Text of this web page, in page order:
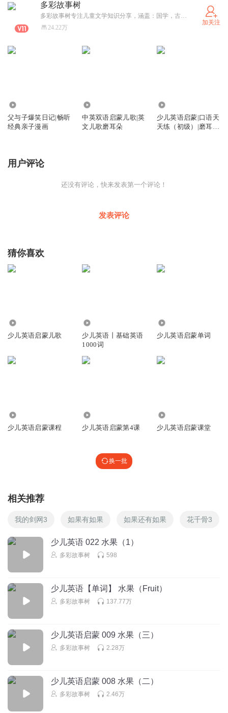
多彩故事树
多彩故事树专注儿童文学知识分享，涵盖：国学，古诗，历史，故事等精彩内容，让我们一起进入知识的海洋，收获知识和快乐吧！
24.22万
加关注
父与子爆笑日记|畅听
经典亲子漫画
中英双语启蒙儿歌|英
文儿歌磨耳朵
少儿英语启蒙|口语天
天练（初级）|磨耳朵
用户评论
还没有评论，快来发表第一个评论！
发表评论
猜你喜欢
少儿英语启蒙儿歌
少儿英语丨基础英语
1000词
少儿英语启蒙单词
少儿英语启蒙课程 少儿英语启蒙第4课 少儿英语启蒙课堂
换一批
相关推荐
我的剑网3 如果有如果 如果还有如果 花千骨3
少儿英语 022 水果（1）
多彩故事树 598
少儿英语【单词】 水果（Fruit）
多彩故事树 137.77万
少儿英语启蒙 009 水果（三）
多彩故事树 2.28万
少儿英语启蒙 008 水果（二）
多彩故事树 2.46万